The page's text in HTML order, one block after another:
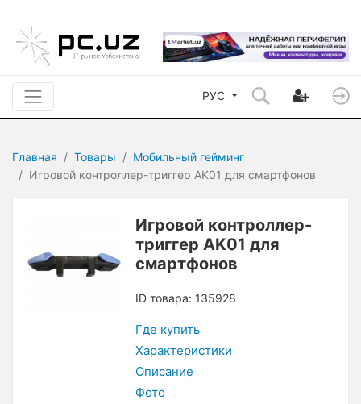
РУС
Главная Товары
Мобильный гейминг
Игровой контроллер-триггер AK01 для смартфонов
Игровой контроллер-
триггер AK01 для
смартфонов
ID товара: 135928
Где купить
Характеристики
Описание
Фото